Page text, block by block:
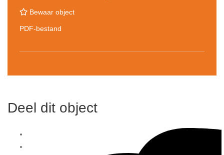
Bewaar object
PDF-bestand
Deel dit object